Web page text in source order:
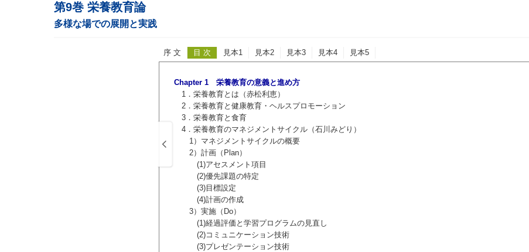
第9巻 栄養教育論
多様な場での展開と実践
序 文 目 次 見本1 見本2 見本3 見本4 見本5
Chapter 1 栄養教育の意義と進め方
1．栄養教育とは（赤松利恵）
2．栄養教育と健康教育・ヘルスプロモーション
3．栄養教育と食育
4．栄養教育のマネジメントサイクル（石川みどり）
1）マネジメントサイクルの概要
2）計画（Plan）
(1)アセスメント項目
(2)優先課題の特定
(3)目標設定
(4)計画の作成
3）実施（Do）
(1)経過評価と学習プログラムの見直し
(2)コミュニケーション技術
(3)プレゼンテーション技術